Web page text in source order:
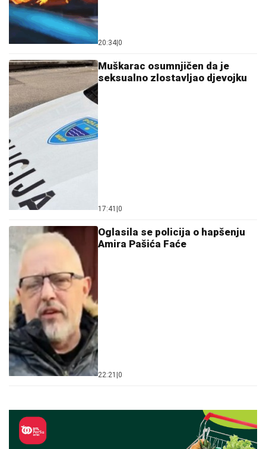
20:34 0
Muškarac osumnjičen da je
seksualno zlostavljao djevojku
17:41 0
Oglasila se policija o hapšenju
Amira Pašića Faće
22:21 0